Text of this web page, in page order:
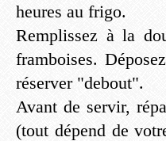
heures au frigo.
Remplissez à la
framboises.
réserver "debout".
Avant de servir,
(tout dépend de